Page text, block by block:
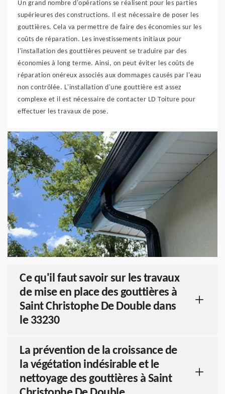
Un grand nombre d'opérations se réalisent pour les parties
supérieures des constructions. Il est nécessaire de poser les
gouttières. Cela va permettre de faire des économies sur les
coûts de réparation. Les investissements initiaux pour
l'installation des gouttières peuvent se traduire par des
économies à long terme. Ainsi, on peut éviter les coûts de
réparation onéreux associés aux dommages causés par l'eau
non contrôlée. L'installation d'une gouttière est assez
complexe et il est nécessaire de contacter LD Toiture pour
effectuer les travaux de pose.
Ce qu'il faut savoir sur les travaux
de mise en place des gouttières à
Saint Christophe De Double dans
le 33230
La prévention de la croissance de
la végétation indésirable et le
nettoyage des gouttières à Saint